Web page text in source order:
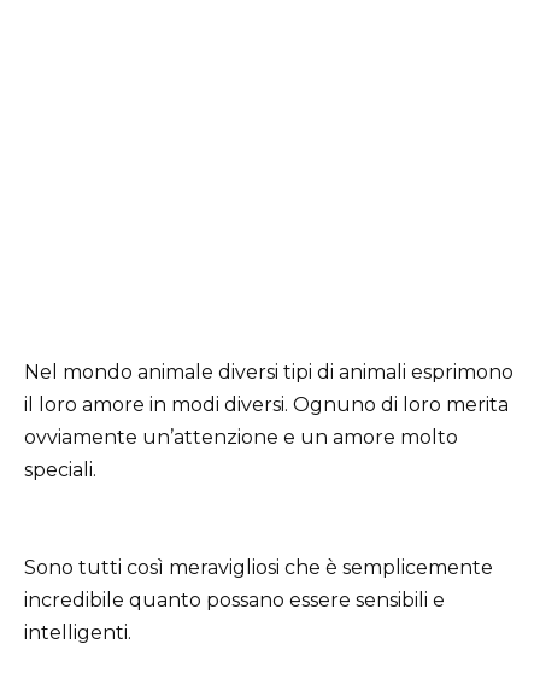
Nel mondo animale diversi tipi di animali esprimono
il loro amore in modi diversi. Ognuno di loro merita
ovviamente un’attenzione e un amore molto
speciali.
Sono tutti così meravigliosi che è semplicemente
incredibile quanto possano essere sensibili e
intelligenti.